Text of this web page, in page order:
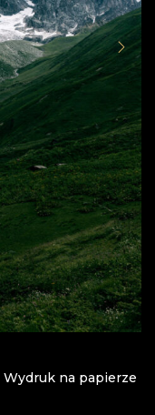
Wydruk na papierze